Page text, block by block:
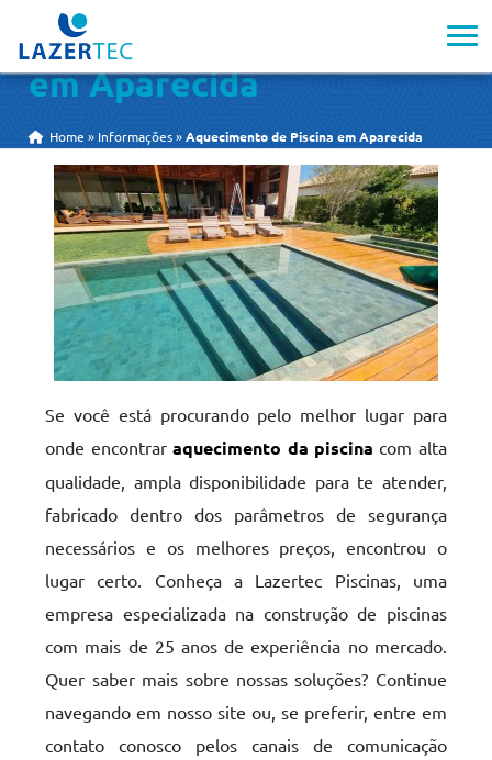
Aquecimento de Piscina
em Aparecida
Home » Informações »Aquecimento de Piscina em Aparecida
Se você está procurando pelo melhor lugar para
onde encontraraquecimento da piscina com alta
qualidade, ampla disponibilidade para te atender,
fabricado dentro dos parâmetros de segurança
necessários e os melhores preços, encontrou o
lugar certo. Conheça a Lazertec Piscinas, uma
empresa especializada na construção de piscinas
com mais de 25 anos de experiência no mercado.
Quer saber mais sobre nossas soluções? Continue
navegando em nosso site ou, se preferir, entre em
contato conosco pelos canais de comunicação